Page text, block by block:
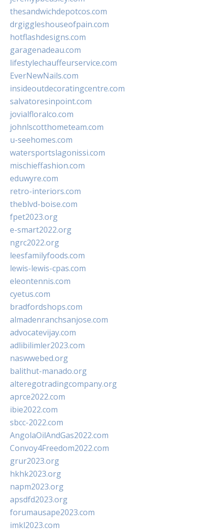
thesandwichdepotcos.com
drgiggleshouseofpain.com
hotflashdesigns.com
garagenadeau.com
lifestylechauffeurservice.com
EverNewNails.com
insideoutdecoratingcentre.com
salvatoresinpoint.com
jovialfloralco.com
johnlscotthometeam.com
u-seehomes.com
watersportslagonissi.com
mischieffashion.com
eduwyre.com
retro-interiors.com
theblvd-boise.com
fpet2023.org
e-smart2022.org
ngrc2022.org
leesfamilyfoods.com
lewis-lewis-cpas.com
eleontennis.com
cyetus.com
bradfordshops.com
almadenranchsanjose.com
advocatevijay.com
adlibilimler2023.com
naswwebed.org
balithut-manado.org
alteregotradingcompany.org
aprce2022.com
ibie2022.com
sbcc-2022.com
AngolaOilAndGas2022.com
Convoy4Freedom2022.com
grur2023.org
hkhk2023.org
napm2023.org
apsdfd2023.org
forumausape2023.com
imkl2023.com